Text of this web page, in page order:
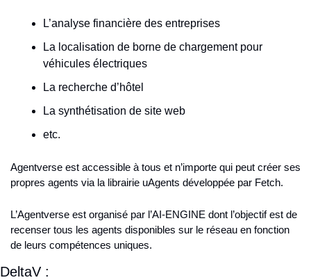
L’analyse financière des entreprises
La localisation de borne de chargement pour
véhicules électriques
La recherche d’hôtel
La synthétisation de site web
etc.
Agentverse est accessible à tous et n’importe qui peut créer ses
propres agents via la librairie uAgents développée par Fetch.
L’Agentverse est organisé par l’AI-ENGINE dont l’objectif est de
recenser tous les agents disponibles sur le réseau en fonction
de leurs compétences uniques.
DeltaV :